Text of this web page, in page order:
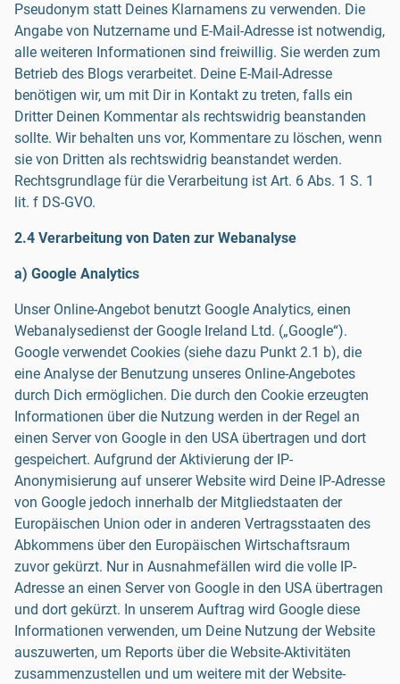
Pseudonym statt Deines Klarnamens zu verwenden. Die
Angabe von Nutzername und E-Mail-Adresse ist notwendig,
alle weiteren Informationen sind freiwillig. Sie werden zum
Betrieb des Blogs verarbeitet. Deine E-Mail-Adresse
benötigen wir, um mit Dir in Kontakt zu treten, falls ein
Dritter Deinen Kommentar als rechtswidrig beanstanden
sollte. Wir behalten uns vor, Kommentare zu löschen, wenn
sie von Dritten als rechtswidrig beanstandet werden.
Rechtsgrundlage für die Verarbeitung ist Art. 6 Abs. 1 S. 1
lit. f DS-GVO.
2.4 Verarbeitung von Daten zur Webanalyse
a) Google Analytics
Unser Online-Angebot benutzt Google Analytics, einen
Webanalysedienst der Google Ireland Ltd. („Google“).
Google verwendet Cookies (siehe dazu Punkt 2.1 b), die
eine Analyse der Benutzung unseres Online-Angebotes
durch Dich ermöglichen. Die durch den Cookie erzeugten
Informationen über die Nutzung werden in der Regel an
einen Server von Google in den USA übertragen und dort
gespeichert. Aufgrund der Aktivierung der IP-
Anonymisierung auf unserer Website wird Deine IP-Adresse
von Google jedoch innerhalb der Mitgliedstaaten der
Europäischen Union oder in anderen Vertragsstaaten des
Abkommens über den Europäischen Wirtschaftsraum
zuvor gekürzt. Nur in Ausnahmefällen wird die volle IP-
Adresse an einen Server von Google in den USA übertragen
und dort gekürzt. In unserem Auftrag wird Google diese
Informationen verwenden, um Deine Nutzung der Website
auszuwerten, um Reports über die Website-Aktivitäten
zusammenzustellen und um weitere mit der Website-